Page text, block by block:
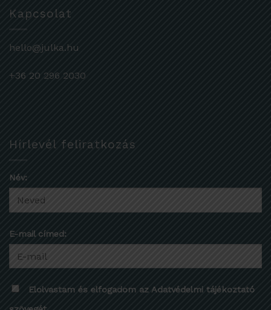
Kapcsolat
hello@julka.hu
+36 20 296 2030
Hírlevél feliratkozás
Név:
E-mail címed:
Elolvastam és elfogadom az Adatvédelmi tájékoztató